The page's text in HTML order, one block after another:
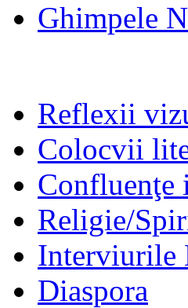
Ghimpele
Reflexii
Colocvii
Confluenţe
Religie/
Interviurile
Diaspora